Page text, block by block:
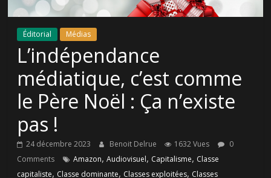
Éditorial Médias
L’indépendance
médiatique, c’est comme
le Père Noël : Ça n’existe
pas !
24 décembre 2023 Benoit Delrue 1632 Vues
0
Comments
Amazon,Audiovisuel, Capitalisme, Classe
capitaliste, Classe dominante, Classes exploitées, Classes